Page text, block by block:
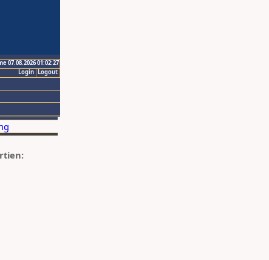
07.08.2026 01:02:27
Logout
Login